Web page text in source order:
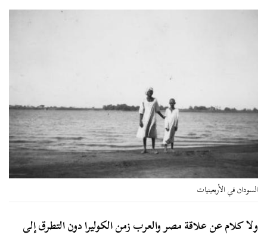
السودان في الأربعينيات
ولا كلام عن علاقة مصر والعرب زمن الكوليرا دون التطرق إلى